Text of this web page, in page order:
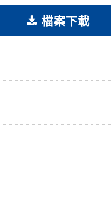
檔案下載